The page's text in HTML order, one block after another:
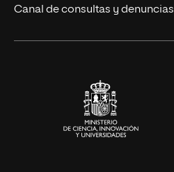
Eventos
Canal de consultas y denuncias